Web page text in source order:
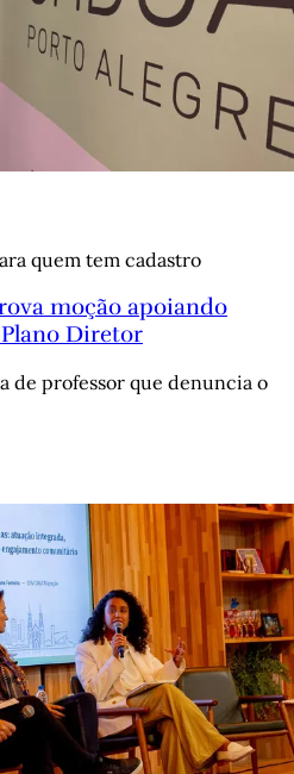
quem tem cadastro
moção apoiando
Diretor
de professor que denuncia o